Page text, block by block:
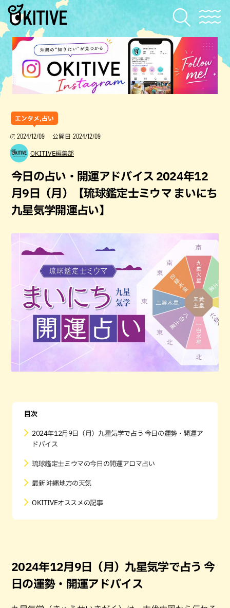
エンタメ,占い
2024/12/09 公開日 2024/12/09
OKITIVE編集部
今日の占い・開運アドバイス 2024年12
月9日（月）【琉球鑑定士ミウマ まいにち
九星気学開運占い】
目次
2024年12月9日（月）九星気学で占う 今日の運勢・開運ア
ドバイス
琉球鑑定士ミウマの今日の開運アロマ占い
最新 沖縄地方の天気
OKITIVEオススメの記事
2024年12月9日（月）九星気学で占う 今
日の運勢・開運アドバイス